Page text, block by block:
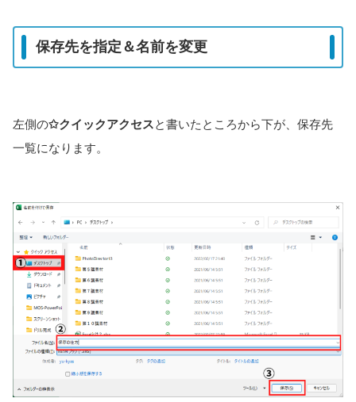
保存先を指定＆名前を変更
左側の✩クイックアクセスと書いたところから下が、保存先
一覧になります。